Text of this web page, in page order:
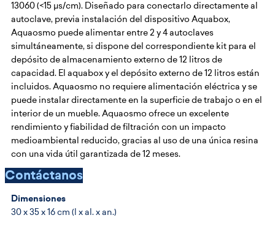
13060 (<15 μs/cm). Diseñado para conectarlo directamente al
autoclave, previa instalación del dispositivo Aquabox,
Aquaosmo puede alimentar entre 2 y 4 autoclaves
simultáneamente, si dispone del correspondiente kit para el
depósito de almacenamiento externo de 12 litros de
capacidad. El aquabox y el depósito externo de 12 litros están
incluidos. Aquaosmo no requiere alimentación eléctrica y se
puede instalar directamente en la superficie de trabajo o en el
interior de un mueble. Aquaosmo ofrece un excelente
rendimiento y fiabilidad de filtración con un impacto
medioambiental reducido, gracias al uso de una única resina
con una vida útil garantizada de 12 meses.
Contáctanos
Dimensiones
30 x 35 x 16 cm (l x al. x an.)